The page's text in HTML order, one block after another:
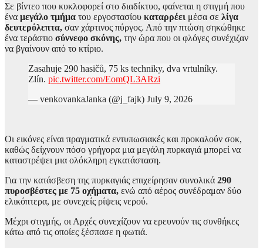
Σε βίντεο που κυκλοφορεί στο διαδίκτυο, φαίνεται η στιγμή που
ένα μεγάλο τμήμα του εργοστασίου καταρρέει μέσα σε λίγα
δευτερόλεπτα, σαν χάρτινος πύργος. Από την πτώση σηκώθηκε
ένα τεράστιο σύννεφο σκόνης, την ώρα που οι φλόγες συνέχιζαν
να βγαίνουν από το κτίριο.
Zasahuje 290 hasičů, 75 ks techniky, dva vrtulníky.
Zlín. pic.twitter.com/EomQL3ARzi
— venkovankaJanka (@j_fajk) July 9, 2026
Οι εικόνες είναι πραγματικά εντυπωσιακές και προκαλούν σοκ,
καθώς δείχνουν πόσο γρήγορα μια μεγάλη πυρκαγιά μπορεί να
καταστρέψει μια ολόκληρη εγκατάσταση.
Για την κατάσβεση της πυρκαγιάς επιχείρησαν συνολικά 290
πυροσβέστες με 75 οχήματα, ενώ από αέρος συνέδραμαν δύο
ελικόπτερα, με συνεχείς ρίψεις νερού.
Μέχρι στιγμής, οι Αρχές συνεχίζουν να ερευνούν τις συνθήκες
κάτω από τις οποίες ξέσπασε η φωτιά.